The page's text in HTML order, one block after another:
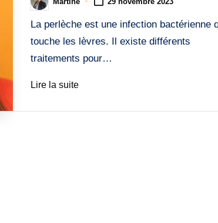
Posted
by
La perlèche est une infection bactérienne
touche les lèvres. Il existe différents
traitements pour…
Lire la suite